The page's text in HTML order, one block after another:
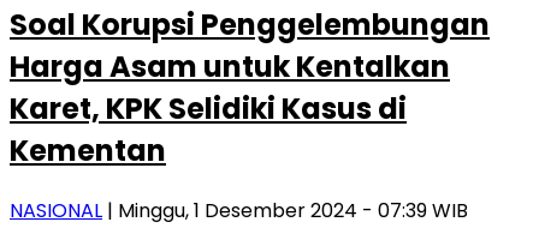
Soal Korupsi Penggelembungan
Harga Asam untuk Kentalkan
Karet, KPK Selidiki Kasus di
Kementan
NASIONAL | Minggu, 1 Desember 2024 - 07:39 WIB